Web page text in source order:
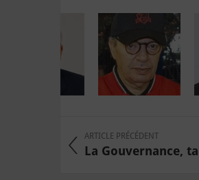
ARTICLE PRÉCÉDENT
La Gouvernance,